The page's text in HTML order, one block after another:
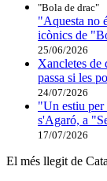
"Bola de drac"
"Aquesta no
icònics de
25/06/2026
Xancletes de
passa si les
24/07/2026
"Un estiu per
s'Agaró, a
17/07/2026
El més llegit de